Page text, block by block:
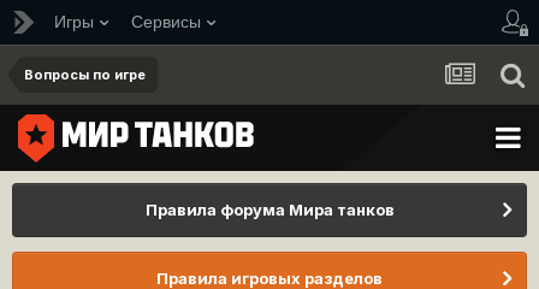
Игры Сервисы
Вопросы по игре
Правила форума Мира танков
Правила игровых разделов